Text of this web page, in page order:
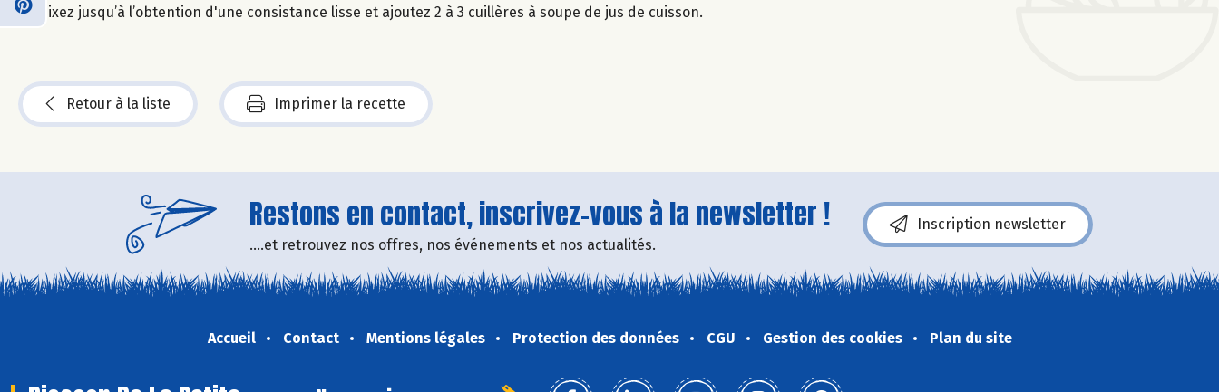
Mixez jusqu’à l’obtention d'une consistance lisse et ajoutez 2 à 3 cuillères à soupe de jus de cuisson.
Retour à la liste Imprimer la recette
Restons en contact, inscrivez-vous à la newsletter !
....et retrouvez nos offres, nos événements et nos actualités.
Inscription newsletter
Accueil Contact Mentions légales Protection des données CGU Gestion des cookies Plan du site